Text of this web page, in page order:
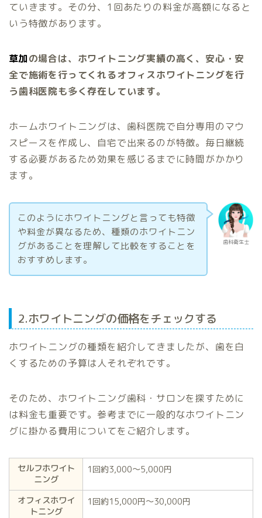
ていきます。その分、1回あたりの料金が高額になると
いう特徴があります。
草加の場合は、ホワイトニング実績の高く、安心・安
全で施術を行ってくれるオフィスホワイトニングを行
う歯科医院も多く存在しています。
ホームホワイトニングは、歯科医院で自分専用のマウ
スピースを作成し、自宅で出来るのが特徴。毎日継続
する必要があるため効果を感じるまでに時間がかかり
ます。
歯科衛生士
このようにホワイトニングと言っても特徴
や料金が異なるため、種類のホワイトニン
グがあることを理解して比較をすることを
おすすめします。
2.ホワイトニングの価格をチェックする
ホワイトニングの種類を紹介してきましたが、歯を白
くするための予算は人それぞれです。
そのため、ホワイトニング歯科・サロンを探すために
は料金も重要です。参考までに一般的なホワイトニン
グに掛かる費用についてをご紹介します。
セルフホワイト
ニング
1回約3,000〜5,000円
オフィスホワイ
トニング
1回約15,000円〜30,000円